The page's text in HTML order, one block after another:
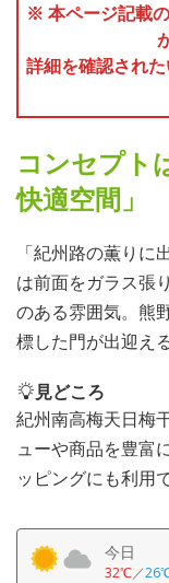
※ 本ページ記載
詳細を確認され
コンセプト
快適空間」
「紀州路の薫り
は前面をガラス張
のある雰囲気。熊
標した門が出迎える
見どころ
紀州南高梅天日梅
ューや商品を豊富
ッピングにも利用
今日
32℃／